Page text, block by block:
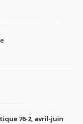
76-2, avril-juin